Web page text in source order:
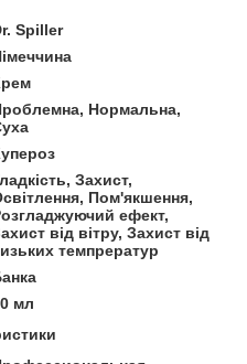
Spiller
Нормальна,
Захист,
Пом'якшення,
ефект,
від вітру, Захист від
темпрератур
мл